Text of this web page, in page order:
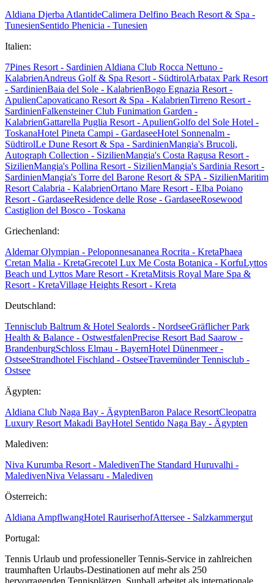
Aldiana Djerba AtlantideCalimera Delfino Beach Resort & Spa -
TunesienSentido Phenicia - Tunesien
Italien:
7Pines Resort - Sardinien Aldiana Club Rocca Nettuno -
KalabrienAndreus Golf & Spa Resort - SüdtirolArbatax Park Resort
- SardinienBaia del Sole - KalabrienBogo Egnazia Resort -
ApulienCapovaticano Resort & Spa - KalabrienTirreno Resort -
SardinienFalkensteiner Club Funimation Garden -
KalabrienGattarella Puglia Resort - ApulienGolfo del Sole Hotel -
ToskanaHotel Pineta Campi - GardaseeHotel Sonnenalm -
SüdtirolLe Dune Resort & Spa - SardinienMangia's Brucoli,
Autograph Collection - SizilienMangia's Costa Ragusa Resort -
SizilienMangia's Pollina Resort - SizilienMangia's Sardinia Resort -
SardinienMangia's Torre del Barone Resort & SPA - SizilienMaritim
Resort Calabria - KalabrienOrtano Mare Resort - Elba Poiano
Resort - GardaseeResidence delle Rose - GardaseeRosewood
Castiglion del Bosco - Toskana
Griechenland:
Aldemar Olympian - Peloponnesananea Rocrita - KretaPhaea
Cretan Malia - KretaGrecotel Lux Me Costa Botanica - KorfuLyttos
Beach und Lyttos Mare Resort - KretaMitsis Royal Mare Spa &
Resort - KretaVillage Heights Resort - Kreta
Deutschland:
Tennisclub Baltrum & Hotel Sealords - NordseeGräflicher Park
Health & Balance - OstwestfalenPrecise Resort Bad Saarow -
BrandenburgSchloss Elmau - BayernHotel Dünenmeer -
OstseeStrandhotel Fischland - OstseeTravemünder Tennisclub -
Ostsee
Ägypten:
Aldiana Club Naga Bay - ÄgyptenBaron Palace ResortCleopatra
Luxury Resort Makadi BayHotel Sentido Naga Bay - Ägypten
Malediven:
Niva Kurumba Resort - MaledivenThe Standard Huruvalhi -
MaledivenNiva Velassaru - Malediven
Österreich:
Aldiana AmpflwangHotel RauriserhofAttersee - Salzkammergut
Portugal:
Tennis Urlaub und professioneller Tennis-Service in zahlreichen
traumhaften Urlaubs-Destinationen auf mehr als 250